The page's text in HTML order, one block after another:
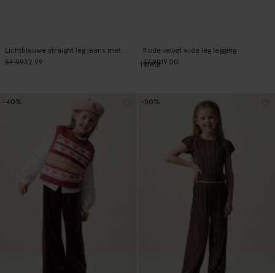
Lichtblauwe straight leg jeans met opgestikte zakken
54.9932.99
Rode velvet wide leg legging
37.9919.00
1kleur
-40% -50%